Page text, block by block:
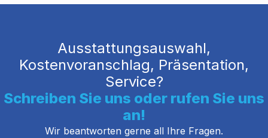
Ausstattungsauswahl,
Kostenvoranschlag, Präsentation,
Service?
Schreiben Sie uns oder rufen Sie uns
an!
Wir beantworten gerne all Ihre Fragen.